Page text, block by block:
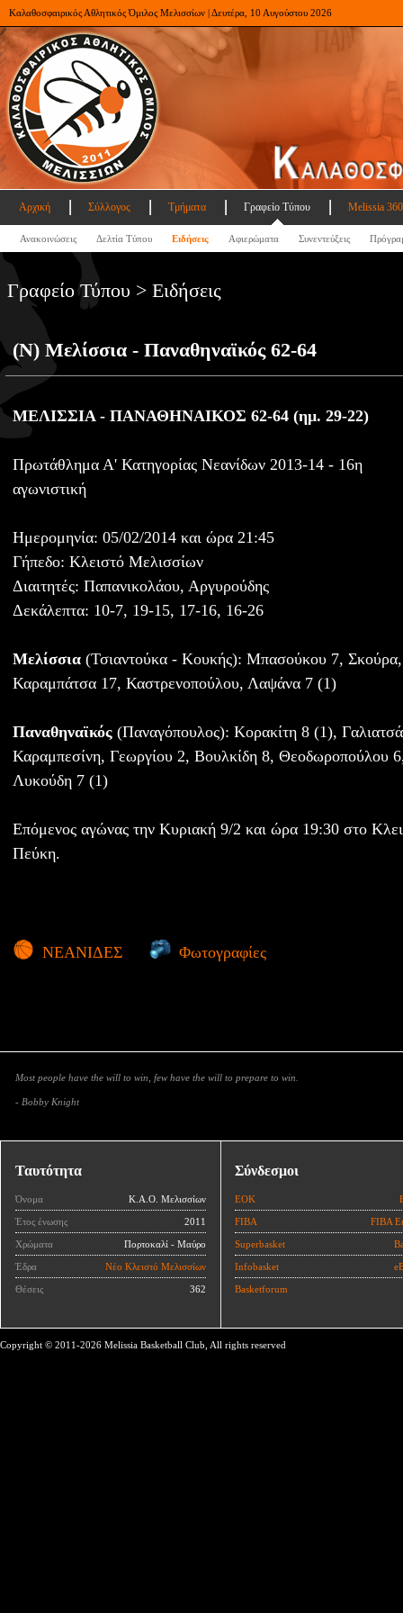
Καλαθοσφαιρικός Αθλητικός Όμιλος Μελισσίων | Δευτέρα, 10 Αυγούστου 2026
Αρχική Σύλλογος Τμήματα Γραφείο Τύπου Melissia
Ανακοινώσεις Δελτία Τύπου Ειδήσεις Αφιερώματα Συνεντεύξεις
Γραφείο Τύπου > Ειδήσεις
(Ν) Μελίσσια - Παναθηναϊκός 62-64
ΜΕΛΙΣΣΙΑ - ΠΑΝΑΘΗΝΑΙΚΟΣ 62-64 (ημ. 29-22)
Πρωτάθλημα Α' Κατηγορίας Νεανίδων 2013-14 - 16η
αγωνιστική
Ημερομηνία: 05/02/2014 και ώρα 21:45
Γήπεδο: Κλειστό Μελισσίων
Διαιτητές: Παπανικολάου, Αργυρούδης
Δεκάλεπτα: 10-7, 19-15, 17-16, 16-26
Μελίσσια (Τσιαντούκα - Κουκής): Μπασούκου 7,
Καραμπάτσα 17, Καστρενοπούλου, Λαψάνα 7 (1)
Παναθηναϊκός (Παναγόπουλος): Κορακίτη 8 (1),
Καραμπεσίνη, Γεωργίου 2, Βουλκίδη 8, Θεοδωροπούλου
Λυκούδη 7 (1)
Επόμενος αγώνας την Κυριακή 9/2 και ώρα 19:30 στο
Πεύκη.
ΝΕΑΝΙΔΕΣ Φωτογραφίες
Most people have the will to win, few have the will to prepare to win.
- Bobby Knight
Ταυτότητα
Όνομα Κ.Α.Ο. Μελισσίων
Έτος ένωσης 2011
Χρώματα Πορτοκαλί - Μαύρο
Έδρα Νέο Κλειστό Μελισσίων
Θέσεις 362
Σύνδεσμοι
ΕΟΚ
FIBA FIBA
Superbasket
Infobasket
Basketforum
Copyright © 2011-2026 Melissia Basketball Club, All rights reserved